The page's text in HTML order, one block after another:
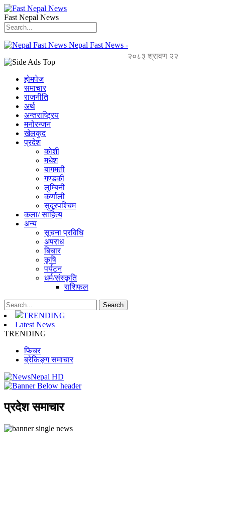
Fast Nepal News
Nepal Fast News -
२०८३ श्रावण २२
होमपेज
समाचार
राजनीति
अर्थ
अन्तराष्ट्रिय
मनोरन्जन
खेलकुद
प्रदेश
कोशी
मधेश
बागमती
गण्डकी
लुम्बिनी
कर्णाली
सुदूरपश्चिम
कला/ साहित्य
अन्य
सूचना प्रविधि
अपराध
बिचार
कृषि
पर्यटन
धर्म/संस्कृति
राशिफल
TRENDING
Latest News
TRENDING
फिचर
ब्रेकिङ्ग समाचार
प्रदेश समाचार